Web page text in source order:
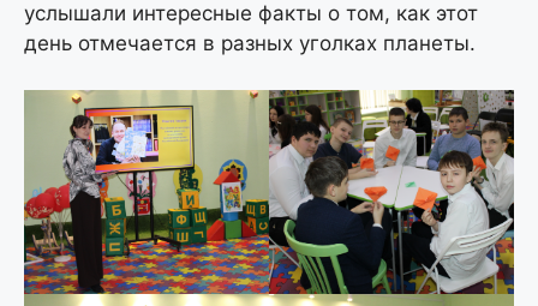
услышали интересные факты о том, как этот
день отмечается в разных уголках планеты.